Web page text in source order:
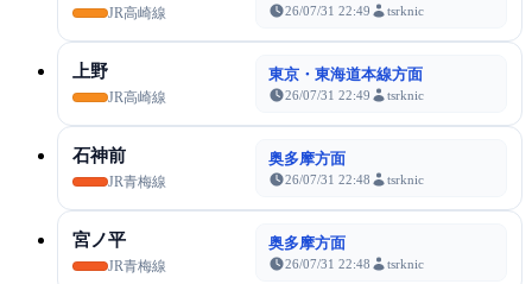
JR高崎線 26/07/31 22:49 tsrknic
上野
JR高崎線
東京・東海道本線方面
26/07/31 22:49 tsrknic
石神前
JR青梅線
奥多摩方面
26/07/31 22:48 tsrknic
宮ノ平
JR青梅線
奥多摩方面
26/07/31 22:48 tsrknic